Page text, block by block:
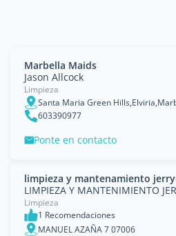
Marbella Maids
Jason Allcock
Limpieza
Santa Maria Green
603390977
Ponte en contacto
limpieza y mantenamiento
LIMPIEZA Y MANTENIMIENTO
Limpieza
1 Recomendaciones
MANUEL AZAÑA 7 07006